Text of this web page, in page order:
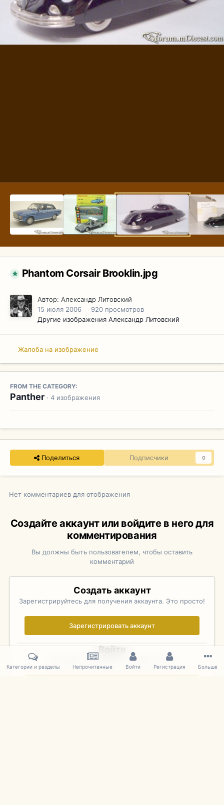
Phantom Corsair Brooklin.jpg
Автор: Александр Литовский
15 июля 2006
920 просмотров
Другие изображения Александр Литовский
Жалоба на изображение
FROM THE CATEGORY:
Panther · 4 изображения
Поделиться Подписчики 0
Нет комментариев для отображения
Создайте аккаунт или войдите в него для
комментирования
Вы должны быть пользователем, чтобы оставить
комментарий
Создать аккаунт
Зарегистрируйтесь для получения аккаунта. Это просто!
Зарегистрировать аккаунт
Войти
Уже зарегистрированы? Войдите здесь.
Категории и разделы Непрочитанные Войти Регистрация Больше